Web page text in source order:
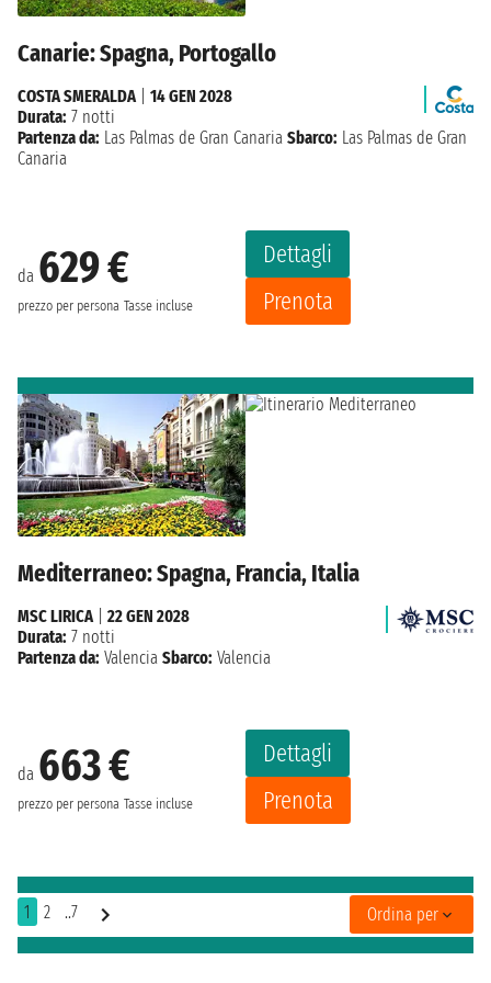
Canarie: Spagna, Portogallo
da 629 €
prezzo per persona Tasse incluse
Dettagli
Prenota
COSTA SMERALDA| 14 GEN 2028
Durata: 7 notti
Partenza da: Las Palmas de Gran Canaria Sbarco: Las Palmas de Gran
Canaria
Mediterraneo: Spagna, Francia, Italia
da 663 €
prezzo per persona Tasse incluse
Dettagli
Prenota
MSC LIRICA
22 GEN 2028
Durata: 7 notti
Partenza da: Valencia Sbarco: Valencia
1 2 ..7 Ordina per